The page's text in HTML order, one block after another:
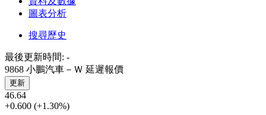
圖表分析
搜尋歷史
最後更新時間: -
9868 小鵬汽車－Ｗ 延遲報價
更新
46.64
+0.600 (+1.30%)